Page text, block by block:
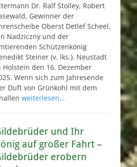
Dr. Ralf Stolley, Robert
Gewinner der
Oberst Detlef Scheel,
Nadziczny und der
Schützenkönig
Steiner (v. lks.). Neustadt
Holstein den 16. Dezember
Wenn sich zum Jahresende
Duft von Grünkohl mit dem
weiterlesen…
und Ihr
auf großer Fahrt –
erobern